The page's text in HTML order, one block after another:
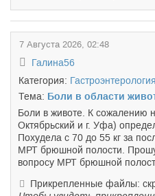
7 Августа 2026, 02:48
Галина56
Категория: Гастроэнтерология
Тема: Боли в области
Боли в животе. К сожалению
Октябрьский и г. Уфа)
Похудела с 70 до 55 кг за
МРТ брюшной полости.
вопросу МРТ брюшной
Прикрепленные файлы: